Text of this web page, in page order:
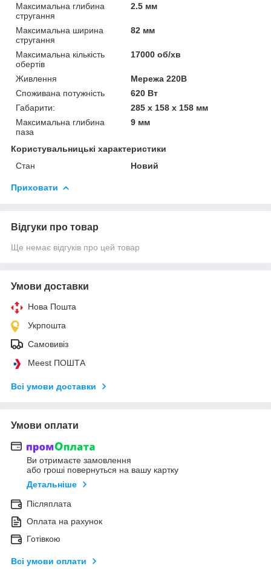
Максимальна глибина
стругання
2.5 мм
Максимальна ширина
стругання
82 мм
Максимальна кількість
обертів
17000 об/хв
Живлення
Мережа 220В
Споживана потужність
620 Вт
Габарити:
285 x 158 x 158 мм
Максимальна глибина
паза
9 мм
Користувальницькі характеристики
Стан
Новий
Приховати
Відгуки про товар
Ще немає відгуків про цей товар
Умови доставки
Нова Пошта
Укрпошта
Самовивіз
Meest ПОШТА
Всі умови доставки
Умови оплати
Ви отримаєте замовлення
або гроші повернуться на вашу картку
Детальніше
Післяплата
Оплата на рахунок
Готівкою
Всі умови оплати